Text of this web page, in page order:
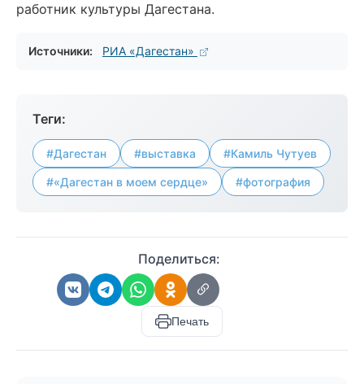
работник культуры Дагестана.
Источники: РИА «Дагестан»
Теги:
#Дагестан #выставка #Камиль Чутуев
#«Дагестан в моем сердце» #фотография
Поделиться:
Печать